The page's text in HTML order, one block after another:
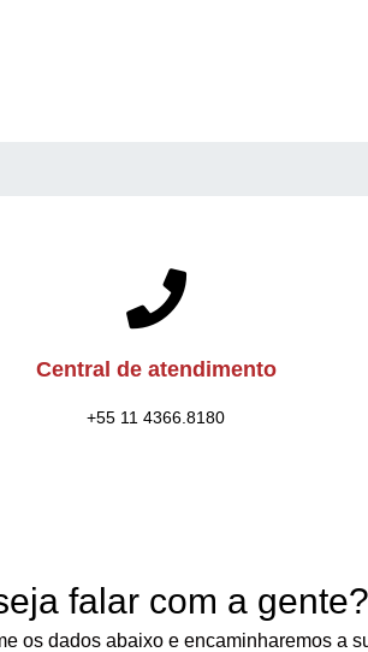
Central de atendimento
+55 11 4366.8180
falar com a gente?
os dados abaixo e encaminharemos a